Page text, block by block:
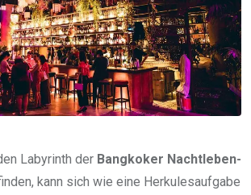
Labyrinth der Bangkoker Nachtleben-
kann sich wie eine Herkulesaufgabe